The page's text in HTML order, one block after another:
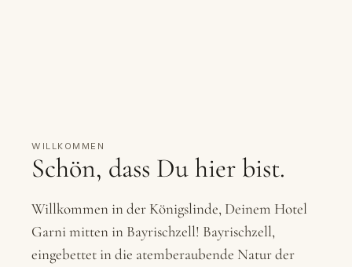
WILLKOMMEN
Schön, dass Du hier bist.
Willkommen in der Königslinde, Deinem Hotel
Garni mitten in Bayrischzell! Bayrischzell,
eingebettet in die atemberaubende Natur der